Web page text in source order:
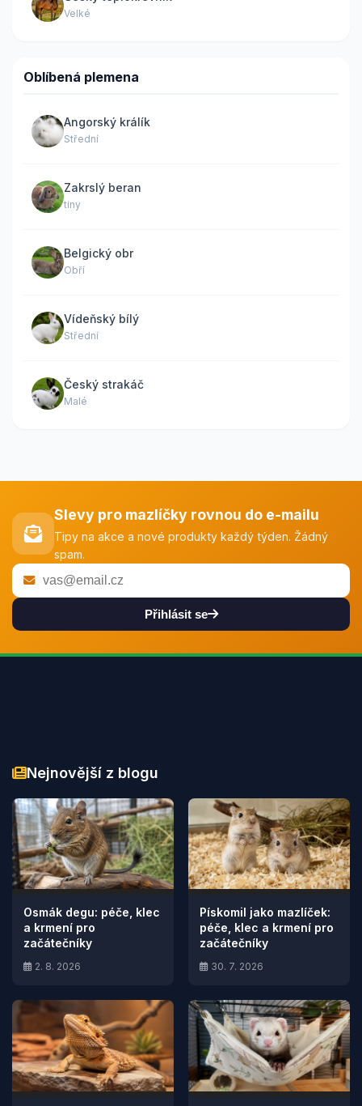
Velké
Oblíbená plemena
Angorský králík
Střední
Zakrslý beran
tiny
Belgický obr
Obří
Vídeňský bílý
Střední
Český strakáč
Malé
Slevy pro mazlíčky rovnou do e-mailu
Tipy na akce a nové produkty každý týden. Žádný
spam.
Přihlásit se
Nejnovější z blogu
Osmák degu: péče, klec
a krmení pro
začátečníky
2. 8. 2026
Pískomil jako mazlíček:
péče, klec a krmení pro
začátečníky
30. 7. 2026